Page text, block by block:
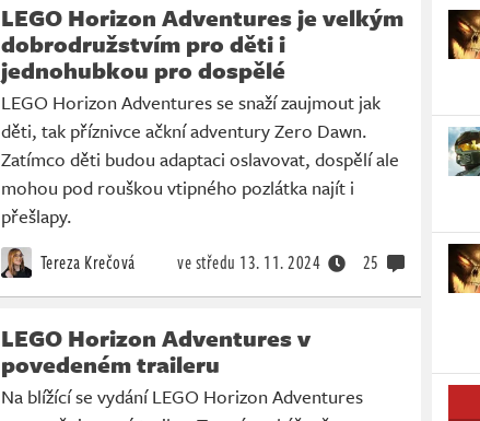
LEGO Horizon Adventures je velkým
dobrodružstvím pro děti i
jednohubkou pro dospělé
LEGO Horizon Adventures se snaží zaujmout jak
děti, tak příznivce ačkní adventury Zero Dawn.
Zatímco děti budou adaptaci oslavovat, dospělí ale
mohou pod rouškou vtipného pozlátka najít i
přešlapy.
Tereza Krečová ve středu 13. 11. 2024 25
LEGO Horizon Adventures v
povedeném traileru
Na blížící se vydání LEGO Horizon Adventures